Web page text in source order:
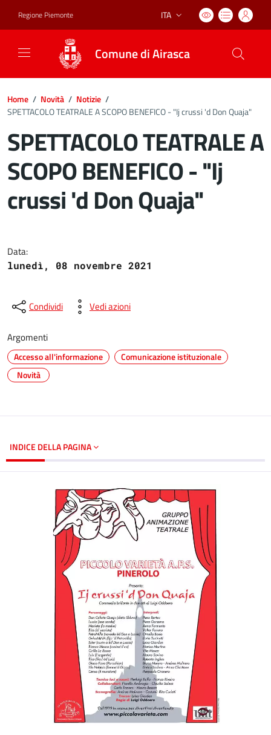
Regione Piemonte Lingua attiva:
ITA
Comune di Airasca
Home / Novità / Notizie /
SPETTACOLO TEATRALE A SCOPO BENEFICO - "Ij crussi 'd Don Quaja"
SPETTACOLO TEATRALE A
SCOPO BENEFICO - "Ij
crussi 'd Don Quaja"
Data:
lunedì, 08 novembre 2021
Condividi Vedi azioni
Argomenti
Accesso all'informazione
Comunicazione istituzionale
Novità
INDICE DELLA PAGINA